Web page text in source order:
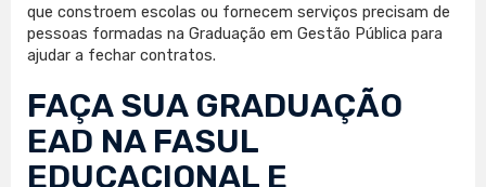
que constroem escolas ou fornecem serviços precisam de
pessoas formadas na Graduação em Gestão Pública para
ajudar a fechar contratos.
FAÇA SUA GRADUAÇÃO
EAD NA FASUL
EDUCACIONAL E